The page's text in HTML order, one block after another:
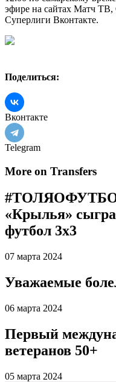
эфире на сайтах Матч ТВ,
Суперлиги Вконтакте.
Поделиться:
Вконтакте
Telegram
More on Transfers
«Крылья»
футбол 3х3
07 марта 2024
Уважаемые
06 марта 2024
Первый
ветеранов 50+
05 марта 2024